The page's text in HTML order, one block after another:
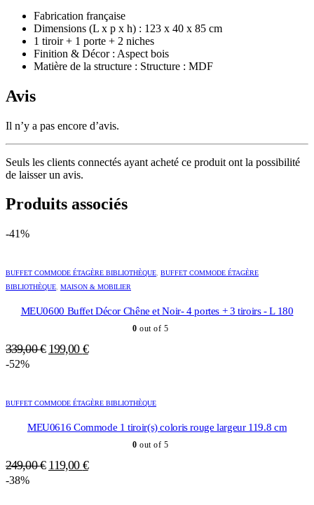
Fabrication française
Dimensions (L x p x h) : 123 x 40 x 85 cm
1 tiroir + 1 porte + 2 niches
Finition & Décor : Aspect bois
Matière de la structure : Structure : MDF
Avis
Il n’y a pas encore d’avis.
Seuls les clients connectés ayant acheté ce produit ont la possibilité
de laisser un avis.
Produits associés
-41%
BUFFET COMMODE ÉTAGÈRE BIBLIOTHÈQUE, BUFFET COMMODE ÉTAGÈRE
BIBLIOTHÈQUE, MAISON & MOBILIER
MEU0600 Buffet Décor Chêne et Noir- 4 portes + 3 tiroirs - L 180
0 out of 5
339,00€ Le
339,00 €.
199,00 €Le
199,00 €.
-52%
BUFFET COMMODE ÉTAGÈRE BIBLIOTHÈQUE
MEU0616 Commode 1 tiroir(s) coloris rouge largeur 119.8 cm
0 out of 5
249,00€ Le
119,00 €Le
-38%